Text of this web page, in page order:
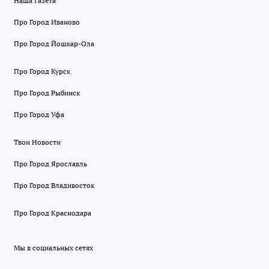
Про Город Иваново
Про Город Йошкар-Ола
Про Город Курск
Про Город Рыбинск
Про Город Уфа
Твои Новости
Про Город Ярославль
Про Город Владивосток
Про Город Краснодара
Мы в социальных сетях